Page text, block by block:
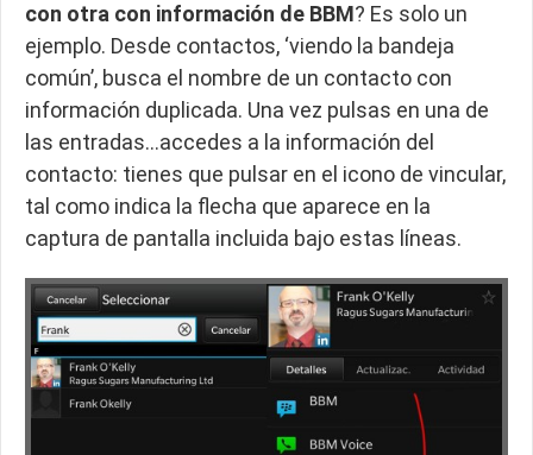
con otra con información de BBM? Es solo un
ejemplo. Desde contactos, ‘viendo la bandeja
común’, busca el nombre de un contacto con
información duplicada. Una vez pulsas en una de
las entradas…accedes a la información del
contacto: tienes que pulsar en el icono de vincular,
tal como indica la flecha que aparece en la
captura de pantalla incluida bajo estas líneas.